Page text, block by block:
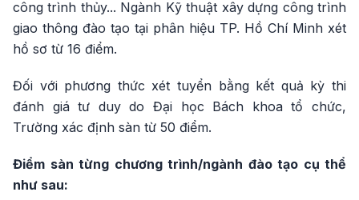
công trình thủy... Ngành Kỹ thuật xây dựng công trình
giao thông đào tạo tại phân hiệu TP. Hồ Chí Minh xét
hồ sơ từ 16 điểm.
Đối với phương thức xét tuyển bằng kết quả kỳ thi
đánh giá tư duy do Đại học Bách khoa tổ chức,
Trường xác định sàn từ 50 điểm.
Điểm sàn từng chương trình/ngành đào tạo cụ thể
như sau: